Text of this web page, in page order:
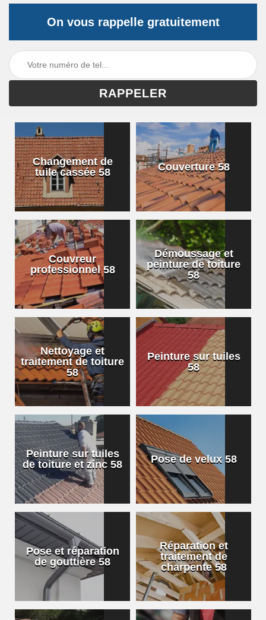
On vous rappelle gratuitement
Changement de
tuile cassée 58
Couverture 58
Couvreur
professionnel 58
Démoussage et
peinture de toiture
58
Nettoyage et
traitement de toiture
58
Peinture sur tuiles
58
Peinture sur tuiles
de toiture et zinc 58
Pose de velux 58
Pose et réparation
de gouttière 58
Réparation et
traitement de
charpente 58